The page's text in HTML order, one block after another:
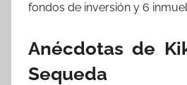
fondos de inversión y 6
Anécdotas de
Sequeda